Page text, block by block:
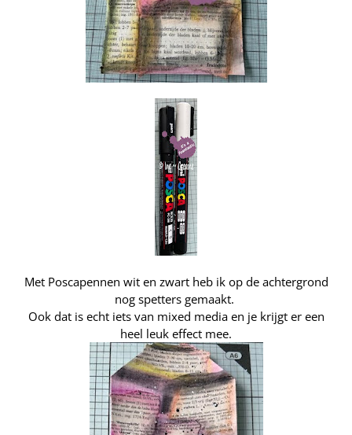
Met Poscapennen wit en zwart heb ik op de achtergrond
nog spetters gemaakt.
Ook dat is echt iets van mixed media en je krijgt er een
heel leuk effect mee.